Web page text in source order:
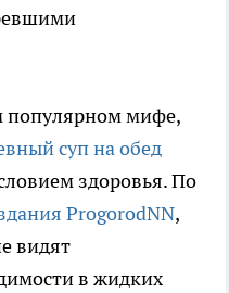
популярном мифе,
суп на обед
здоровья. По
ProgorodNN,
видят
в жидких